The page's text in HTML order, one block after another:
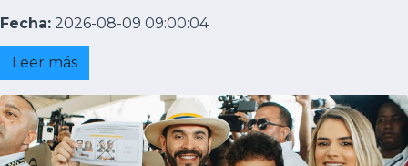
Fecha: 2026-08-09 09:00:04
Leer más